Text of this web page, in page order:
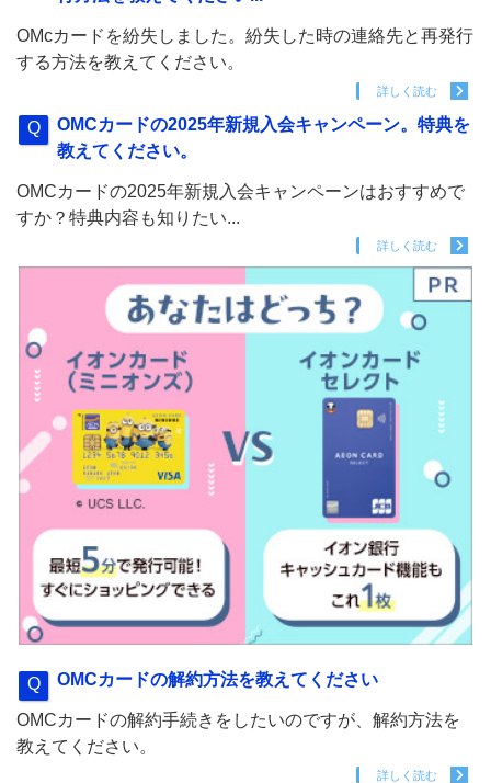
OMcカードを紛失しました。紛失した時の連絡先と再発行
する方法を教えてください。
詳しく読む
OMCカードの2025年新規入会キャンペーン。特典を
教えてください。
OMCカードの2025年新規入会キャンペーンはおすすめで
すか？特典内容も知りたい...
詳しく読む
OMCカードの解約方法を教えてください
OMCカードの解約手続きをしたいのですが、解約方法を
教えてください。
詳しく読む